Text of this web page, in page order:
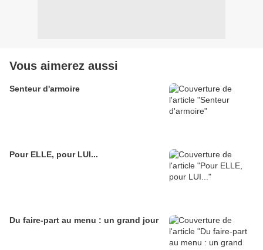
Vous aimerez aussi
Senteur d'armoire
Pour ELLE, pour LUI...
Du faire-part au menu : un grand jour